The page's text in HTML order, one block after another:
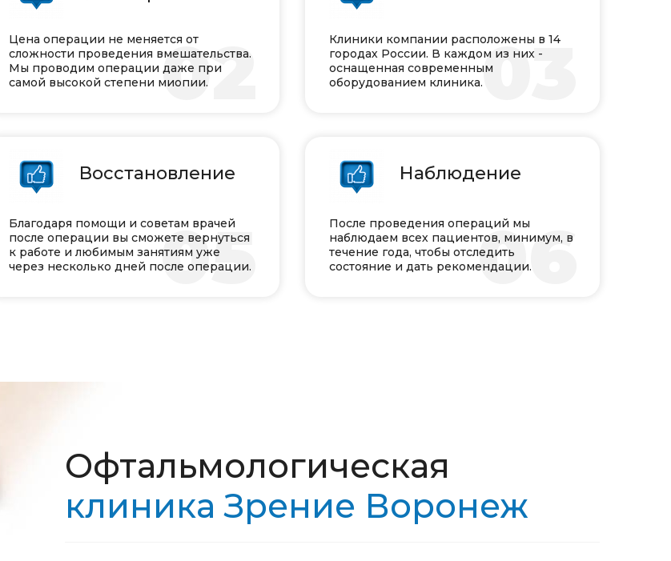
02 03
05 06
Восстановление Наблюдение
Цена операции не меняется от
сложности проведения вмешательства.
Мы проводим операции даже при
самой высокой степени миопии.
Клиники компании расположены в 14
городах России. В каждом из них -
оснащенная современным
оборудованием клиника.
Благодаря помощи и советам врачей
после операции вы сможете вернуться
к работе и любимым занятиям уже
через несколько дней после операции.
После проведения операций мы
наблюдаем всех пациентов, минимум, в
течение года, чтобы отследить
состояние и дать рекомендации.
Офтальмологическая
клиника Зрение Воронеж